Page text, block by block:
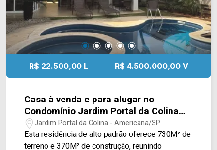
R$ 22.500,00 L R$ 4.500.000,00 V
Casa à venda e para alugar no
Condomínio Jardim Portal da Colina
em Americana/SP
Jardim Portal da Colina - Americana/SP
Esta residência de alto padrão oferece 730M² de
terreno e 370M² de construção, reunindo